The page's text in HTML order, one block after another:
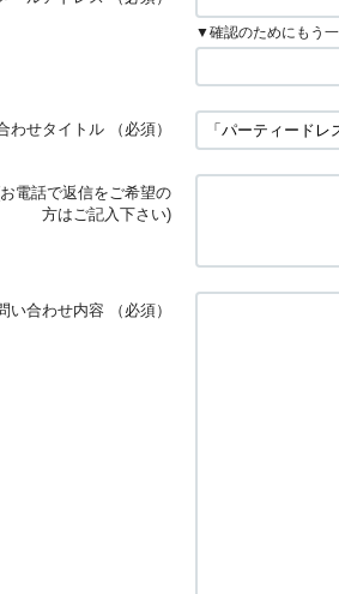
▼確認のためにもう一
わせタイトル （必須）
電話で返信をご希望の
方はご記入下さい)
い合わせ内容 （必須）